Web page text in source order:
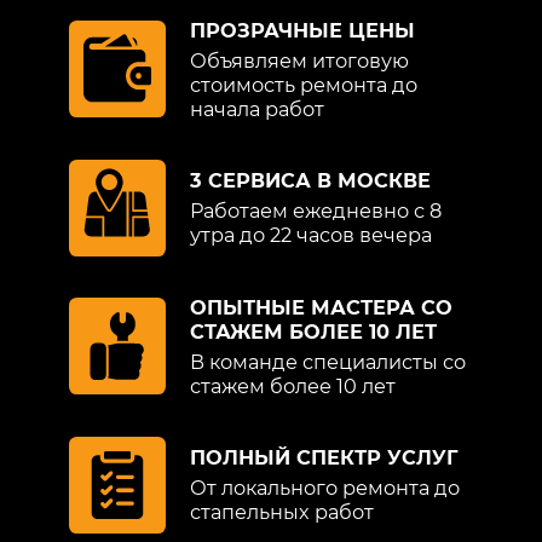
ПРОЗРАЧНЫЕ ЦЕНЫ
Объявляем итоговую
стоимость ремонта до
начала работ
3 СЕРВИСА В МОСКВЕ
Работаем ежедневно с 8
утра до 22 часов вечера
ОПЫТНЫЕ МАСТЕРА СО
СТАЖЕМ БОЛЕЕ 10 ЛЕТ
В команде специалисты со
стажем более 10 лет
ПОЛНЫЙ СПЕКТР УСЛУГ
От локального ремонта до
стапельных работ